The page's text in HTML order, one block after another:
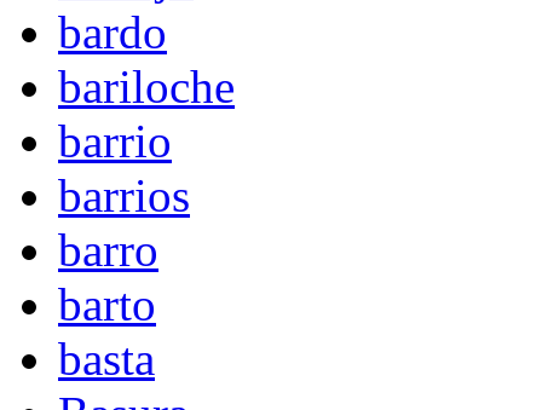
bardo
bariloche
barrio
barrios
barro
barto
basta